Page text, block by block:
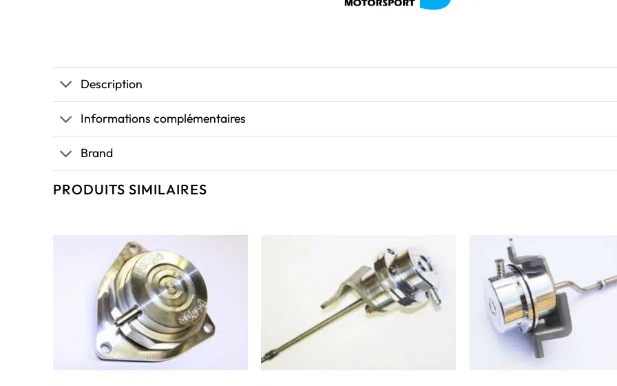
Description
Informations complémentaires
Brand
PRODUITS SIMILAIRES